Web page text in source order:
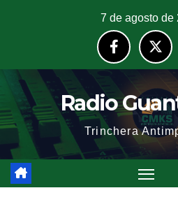
7 de agosto de
Radio
Trinchera